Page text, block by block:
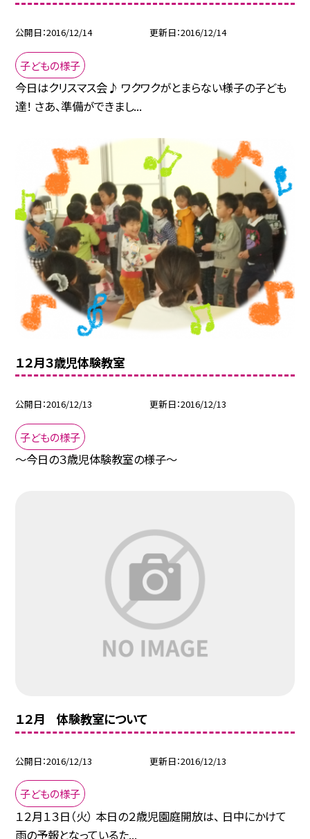
公開日 2016/12/14 更新日 2016/12/14
子どもの様子
今日はクリスマス会♪ ワクワクがとまらない様子の子ども
達！ さあ、準備ができまし...
１２月３歳児体験教室
公開日 2016/12/13 更新日 2016/12/13
子どもの様子
〜今日の３歳児体験教室の様子〜
１２月 体験教室について
公開日 2016/12/13 更新日 2016/12/13
子どもの様子
１２月１３日（火） 本日の２歳児園庭開放は、 日中にかけて
雨の予報となっているた...